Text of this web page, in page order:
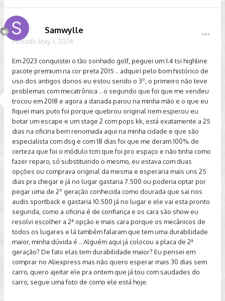
Samwylle
Postado May 3, 2024
Em 2023 conquistei o tão sonhado golf, peguei um 1.4 tsi highline
pacote premium na cor preta 2015 .. adquiri pelo bom histórico de
uso dos antigos donos eu estou sendo o 3º, o primeiro não teve
problemas com mecatrônica .. o segundo que foi que me vendeu
trocou em 2018 e agora a danada parou na minha mão e o que eu
fiquei mais puto foi porque quebrou original nem esperou eu
botar um escape e um stage 2 com pops kk, está exatamente a 25
dias na oficina bem renomada aqui na minha cidade e que são
especialista com dsg e com 18 dias foi que me deram 100% de
certeza que foi o módulo tcm que foi pro espaço e não tinha como
fazer reparo, só substituindo o mesmo, eu estava com duas
opções ou comprava original da mesma e esperaria mais uns 25
dias pra chegar e já no lugar gastaria 7.500 ou poderia optar por
pegar uma de 2º geração conhecida como dourada que sai nos
audis sportback e gastaria 10.500 já no lugar e ele vai esta pronto
segunda, como a oficina é de confiança e os cara são show eu
resolvi escolher a 2ª opção e mais cara porque os mecânicos de
todos os lugares e lá também falaram que tem uma durabilidade
maior, minha dúvida é .. Alguém aqui já colocou a placa de 2ª
geração? De fato elas tem durabilidade maior? Eu pensei em
comprar no Aliexpress mas não quero esperar mais 30 dias sem
carro, quero ajeitar ele pra ontem que já tou com saudades do
carro, segue uma foto de como ele está hoje.